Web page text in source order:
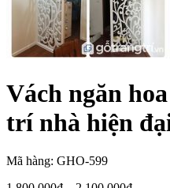
Vách ngăn
trí nhà hiện
Mã hàng: GHO-599